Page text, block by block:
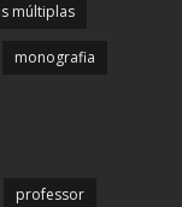
múltiplas
monografia
professor